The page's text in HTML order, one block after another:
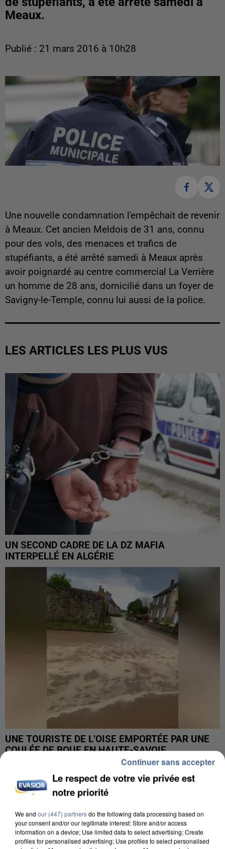
Meaux.
Publié : 21 mars 2016 à 10h28
Une nouvelle condamnation l'empêchait de revenir
à Meaux. Cet ancien Meldois de 31 ans, connu
pour des vols, des menaces et trafics de
stupéfiants, a été arrêté samedi à Meaux après
avoir poignardé au centre commercial La Verrière
un homme de 28 ans, domicilié dans un foyer de
Savigny-le-Temple, connu lui aussi de la police.
LES ARTICLES LES PLUS VUS
UN SECOND CADRE DE LA DZ MAFIA
INTERPELLÉ EN ALGÉRIE
UNE TOURISTE DE L’OISE EMPORTÉE PAR UNE
COULÉE DE BOUE EN HAUTE-SAVOIE
Le respect de votre vie privée est
notre priorité
We and our (447) partnersdo the following data processing based on
your consent and/or our legitimate interest: Store and/or access
information on a device; Use limited data to select advertising; Create
profiles for personalised advertising; Use profiles to select personalised
Continuer sans accepter